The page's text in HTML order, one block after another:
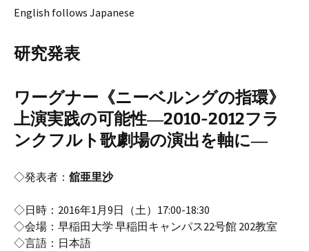
English follows Japanese
研究発表
ワーグナー《ニーベルングの指環》
上演実践の可能性―2010-2012フラ
ンクフルト歌劇場の演出を軸に―
◇発表者： 舘亜里沙
◇日時：2016年1月9日（土）17:00-18:30
◇会場：早稲田大学 早稲田キャンパス22号館 202教室
◇言語：日本語